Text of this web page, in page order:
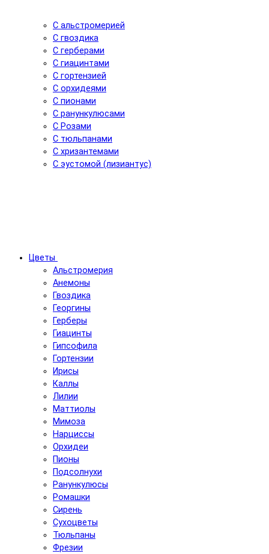
С альстромерией
С гвоздика
С герберами
С гиацинтами
С гортензией
С орхидеями
С пионами
С ранункулюсами
С Розами
С тюльпанами
С хризантемами
С эустомой (лизиантус)
Цветы
Альстромерия
Анемоны
Гвоздика
Георгины
Герберы
Гиацинты
Гипсофила
Гортензии
Ирисы
Каллы
Лилии
Маттиолы
Мимоза
Нарциссы
Орхидеи
Пионы
Подсолнухи
Ранункулюсы
Ромашки
Сирень
Сухоцветы
Тюльпаны
Фрезии